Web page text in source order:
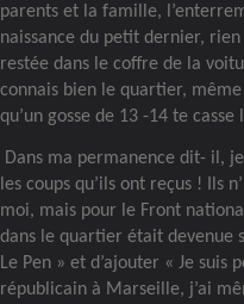
parents et la famille,
naissance du petit dernier,
restée dans le coffre de la
connais bien le quartier, même
qu’un gosse de 13 -14 te
Dans ma permanence dit- il,
les coups qu’ils ont reçus ! Ils
moi, mais pour le Front
dans le quartier était devenue
Le Pen » et d’ajouter « Je suis
républicain à Marseille, j’ai